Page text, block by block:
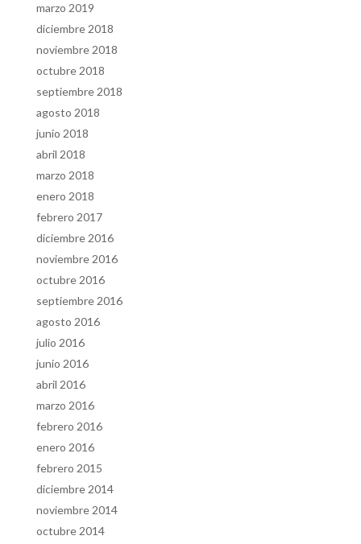
marzo 2019
diciembre 2018
noviembre 2018
octubre 2018
septiembre 2018
agosto 2018
junio 2018
abril 2018
marzo 2018
enero 2018
febrero 2017
diciembre 2016
noviembre 2016
octubre 2016
septiembre 2016
agosto 2016
julio 2016
junio 2016
abril 2016
marzo 2016
febrero 2016
enero 2016
febrero 2015
diciembre 2014
noviembre 2014
octubre 2014